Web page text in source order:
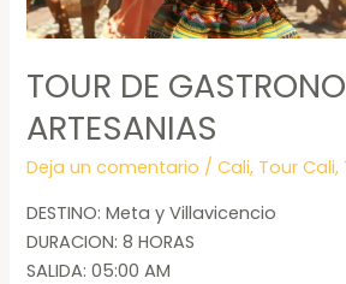
TOUR DE
ARTESANIAS
Deja un comentario /Cali, Tour Cali,
DESTINO: Meta y Villavicencio
DURACION: 8 HORAS
SALIDA: 05:00 AM